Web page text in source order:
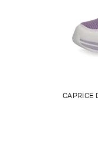
CAPRICE